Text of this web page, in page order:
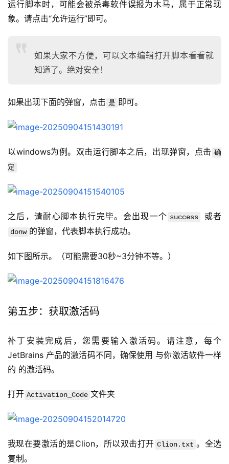
运行脚本时，可能会被杀毒软件误报为木马，属于正常现
象。请点击“允许运行”即可。
如果大家不方便，可以文本编辑打开脚本看看就
知道了。绝对安全！
如果出现下面的弹窗，点击 是 即可。
以windows为例。双击运行脚本之后，出现弹窗，点击 确
定
之后，请耐心脚本执行完毕。会出现一个 success 或者
donw 的弹窗，代表脚本执行成功。
如下图所示。（可能需要30秒~3分钟不等。）
第五步：获取激活码
补丁安装完成后，您需要输入激活码。请注意，每个
JetBrains 产品的激活码不同，确保使用 与你激活软件一样
的 的激活码。
打开 Activation_Code 文件夹
我现在要激活的是Clion，所以双击打开 Clion.txt 。全选
复制。